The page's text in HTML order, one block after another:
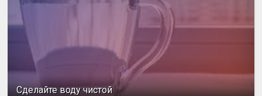
Сделайте воду чистой